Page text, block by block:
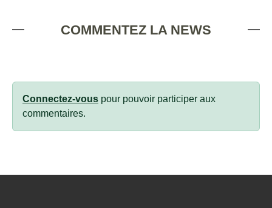
COMMENTEZ LA NEWS
Connectez-vous pour pouvoir participer aux
commentaires.